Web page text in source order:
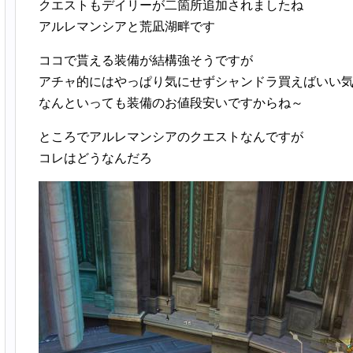
クエストもデイリーが二箇所追加されましたね
アルレマンシアと荒凪湖畔です
ココで貰える装備が結構強そうですが
アチャ的にはやっぱり気にせずシャンドラ買えばいい
なんといっても装備のお値段安いですからね～
ところでアルレマンシアのクエストなんですが
コレはどうなんだろ